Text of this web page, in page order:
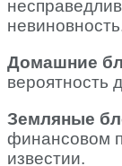
Домашние
вероятность
Земляные
финансовом
известии.